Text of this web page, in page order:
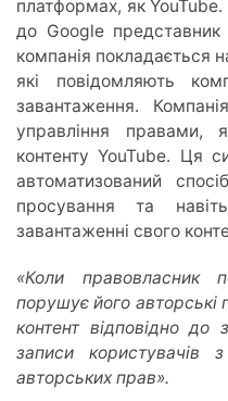
платформах, як
до Google представник
компанія покладається
які повідомляють
завантаження.
управління правами,
контенту YouTube. Ця
автоматизований
просування та
завантаженні свого
«Коли правовласник
порушує його
контент відповідно до
записи користувачів
авторських прав».